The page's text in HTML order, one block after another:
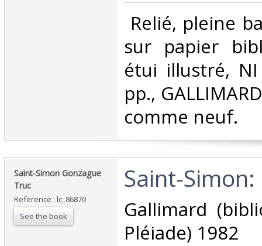
Relié, pleine
sur papier
étui illustré,
pp.,
comme neuf.‎
‎Saint-Simon Gonzague
Truc‎
Reference : lc_86870
See the book
‎Saint-
‎Gallimard
Pléiade) 1982‎